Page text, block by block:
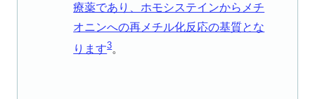
療薬であり、ホモシステインからメチ
オニンへの再メチル化反応の基質とな
ります3。